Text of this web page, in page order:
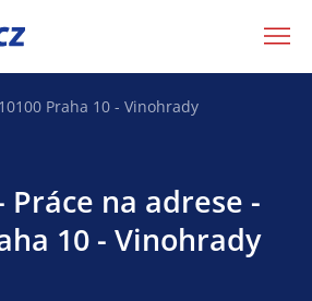
Praha 10 - Vinohrady
Práce na adrese -
10 - Vinohrady